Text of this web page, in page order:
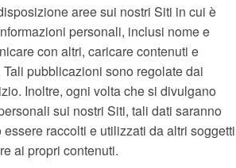
aree sui nostri Siti in cui è
personali, inclusi nome e
con altri, caricare contenuti e
pubblicazioni sono regolate dai
Inoltre, ogni volta che si divulgano
sui nostri Siti, tali dati saranno
raccolti e utilizzati da altri soggetti
ai propri contenuti.